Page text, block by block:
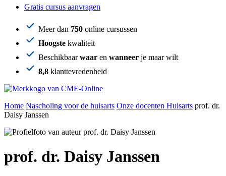
Gratis cursus aanvragen
Meer dan 750 online cursussen
Hoogste kwaliteit
Beschikbaarwaar en wanneer je maar wilt
8,8 klanttevredenheid
Home Nascholing voor de huisarts Onze docenten Huisarts prof. dr.
Daisy Janssen
prof. dr. Daisy Janssen